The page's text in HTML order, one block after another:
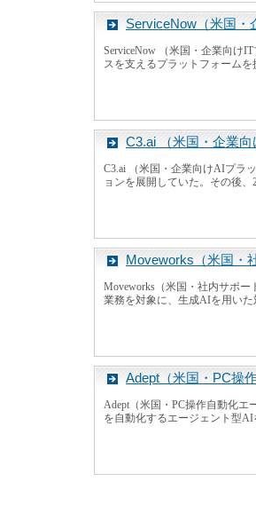
ServiceNow（米国・
ServiceNow （米国・企業向け
スを支えるプラットフォーム
C3.ai （米国・企業向
C3.ai （米国・企業向けAIプラ
ョンを展開していた。その後
Moveworks（米国・
Moveworks（米国・社内サポ
業務を対象に、生成AIを用いた
Adept（米国・PC操
Adept（米国・PC操作自動化エ
を自動化するエージェント型AI